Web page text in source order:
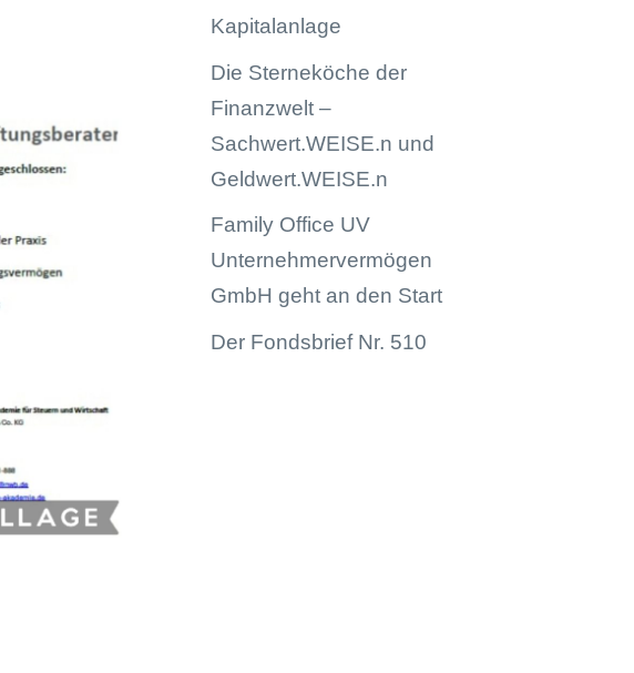
Kapitalanlage
Die Sterneköche der
Finanzwelt –
Sachwert.WEISE.n und
Geldwert.WEISE.n
Family Office UV
Unternehmervermögen
GmbH geht an den Start
Der Fondsbrief Nr. 510